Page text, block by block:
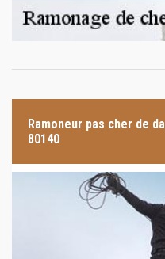
Ramoneur pas cher de
80140